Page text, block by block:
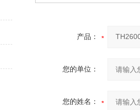
产品：
您的单位：
您的姓名：